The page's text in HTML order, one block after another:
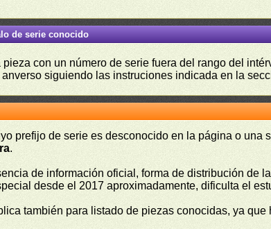
de serie conocido
con un número de serie fuera del rango del
anverso siguiendo las instruciones indicada en la
prefijo de serie es desconocido en la página o una
.
de información oficial, forma de distribución de
desde el 2017 aproximadamente, dificulta el
también para listado de piezas conocidas, ya